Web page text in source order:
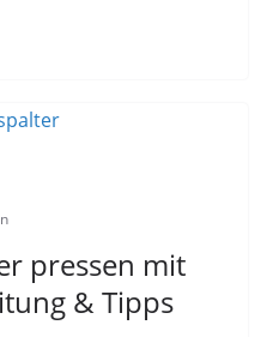
pressen mit
& Tipps